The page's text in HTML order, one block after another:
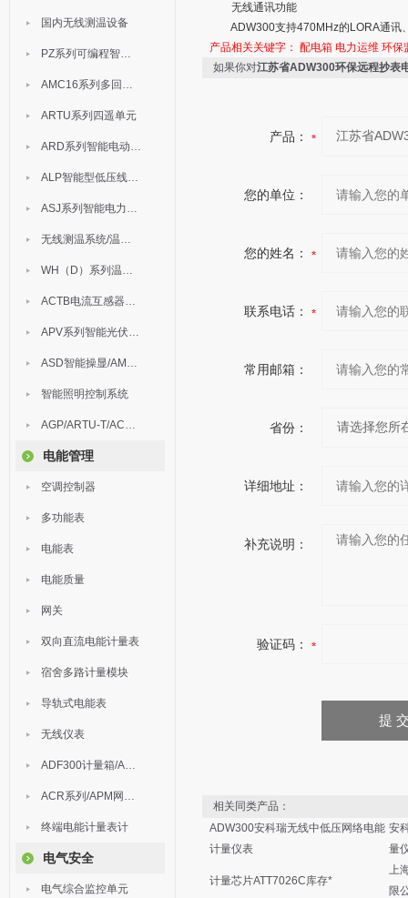
国内无线测温设备
PZ系列可编程智能表
AMC16系列多回路监控装置
ARTU系列四遥单元
ARD系列智能电动机保护器
ALP智能型低压线路保护装置
ASJ系列智能电力继电器
无线测温系统/温度巡检
WH（D）系列温湿度控制器
ACTB电流互感器过电压保护器
APV系列智能光伏汇流箱
ASD智能操显/AM中压保护
智能照明控制系统
AGP/ARTU-T/ACM/ADDC
电能管理
空调控制器
多功能表
电能表
电能质量
网关
双向直流电能计量表
宿舍多路计量模块
导轨式电能表
无线仪表
ADF300计量箱/AEW无线计量
ACR系列/APM网络电力仪表
终端电能计量表计
电气安全
电气综合监控单元
无线通讯功能
ADW300支持470MHz的LORA通讯、
产品相关关键字： 配电箱 电力运维 环保
如果你对江苏省ADW300环保远程抄表
产品：
您的单位：
您的姓名：
联系电话：
常用邮箱：
省份：
详细地址：
补充说明：
验证码：
相关同类产品：
ADW300安科瑞无线中低压网络电能
计量仪表
安
量
计量芯片ATT7026C库存*
上
限